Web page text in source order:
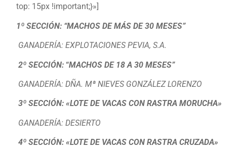
top: 15px !important;}»]
1º SECCIÓN: “MACHOS DE MÁS DE 30 MESES”
GANADERÍA: EXPLOTACIONES PEVIA, S.A.
2º SECCIÓN: “MACHOS DE 18 A 30 MESES”
GANADERÍA: DÑA. Mª NIEVES GONZÁLEZ LORENZO
3º SECCIÓN: «LOTE DE VACAS CON RASTRA MORUCHA»
GANADERÍA: DESIERTO
4º SECCIÓN: «LOTE DE VACAS CON RASTRA CRUZADA»